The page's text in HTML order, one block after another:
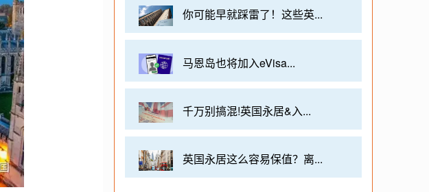
你可能早就踩雷了！这些英...
马恩岛也将加入eVisa...
千万别搞混!英国永居&入...
英国永居这么容易保值？离...